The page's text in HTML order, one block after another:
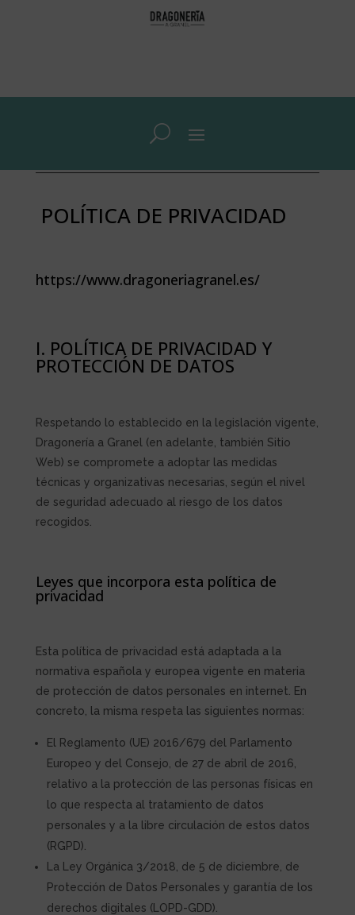
POLÍTICA DE PRIVACIDAD
https://www.dragoneriagranel.es/
I. POLÍTICA DE PRIVACIDAD Y
PROTECCIÓN DE DATOS
Respetando lo establecido en la legislación vigente,
Dragonería a Granel
(en adelante, también Sitio
Web) se compromete a adoptar las medidas
técnicas y organizativas necesarias, según el nivel
de seguridad adecuado al riesgo de los datos
recogidos.
Leyes que incorpora esta política de
privacidad
Esta política de privacidad está adaptada a la
normativa española y europea vigente en materia
de protección de datos personales en internet. En
concreto, la misma respeta las siguientes normas:
El Reglamento (UE) 2016/679 del Parlamento
Europeo y del Consejo, de 27 de abril de 2016,
relativo a la protección de las personas físicas en
lo que respecta al tratamiento de datos
personales y a la libre circulación de estos datos
(RGPD).
La Ley Orgánica 3/2018, de 5 de diciembre, de
Protección de Datos Personales y garantía de los
derechos digitales (LOPD-GDD).